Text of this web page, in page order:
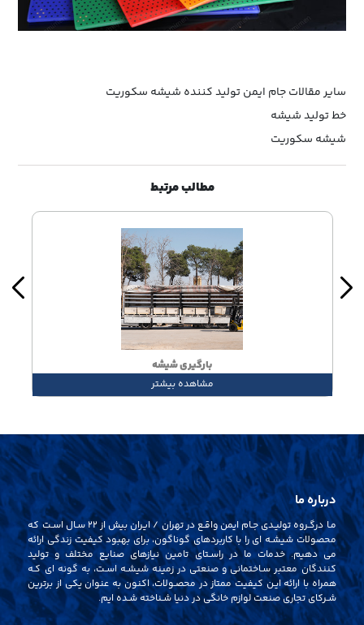
سایر مقالات جام ایمنتولید کننده شیشه سکوریت
خط تولید شیشه
شیشه سکوریت
مطالب مرتبط
بسته بندی شیشه
مشاهده بیشتر
درباره ما
مـا درگـروه تولیـدی جـام ایمن واقـع در تهران / ایران بیش از 22 سـال اسـت که
محصولات شیشـه ای را با کاربردهای گوناگون، برای بهبود کیفیت زندگی ارائه
می دهیم. خدمات ما در راسـتای تامین نیازهای صنایع مختلف و تولید
کنندگان معتبر سـاختمانی و صنعتی در زمینه شیشـه اسـت، به گونه ای کـه
همراه با ارائه ایـن کیفیت ممتاز در محصـولات، اکنون به عنوان یکی از برترین
شـرکای تجاری صنعت لوازم خانگی در دنیا شـناخته شـده ایم.